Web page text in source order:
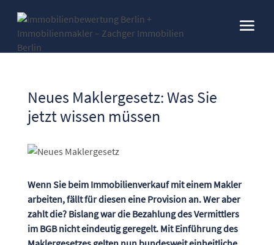
Neues Maklergesetz: Was Sie
jetzt wissen müssen
Wenn Sie beim Immobilienverkauf mit einem Makler
arbeiten, fällt für diesen eine Provision an. Wer aber
zahlt die? Bislang war die Bezahlung des Vermittlers
im BGB nicht eindeutig geregelt. Mit Einführung des